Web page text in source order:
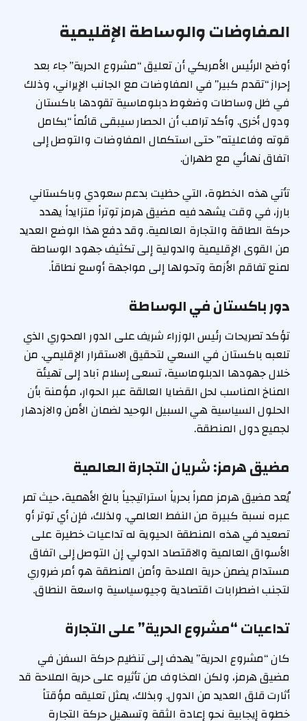
المفاوضات والوساطة الإقليمية
أوضح الرئيس الأمريكي أن تعليق “مشروع الحرية” جاء بعد
إحراز “تقدم كبير” في المفاوضات مع الجانب الإيراني، وذلك
في ظل وساطات وضغوط دبلوماسية تقودها باكستان
ودول أخرى. وأكد ترامب أن الحصار سيبقى قائماً “بكامل
قوته وفاعليته” حتى استكمال المفاوضات والتوصل إلى
اتفاق نهائي مع طهران.
تأتي هذه الخطوة، التي حظيت بدعم سعودي وباكستاني
بارز، في وقت يشهد فيه مضيق هرمز توتراً متزايداً يهدد
حركة الطاقة والتجارة العالمية. وقد دفع هذا الوضع العديد
من القوى الإقليمية والدولية إلى تكثيف جهود الوساطة
لمنع تفاقم الأزمة وتحولها إلى مواجهة أوسع نطاقاً.
دور باكستان في الوساطة
تؤكد تصريحات رئيس الوزراء شريف على الدور المحوري الذي
تلعبه باكستان في السعي لتحقيق الاستقرار الإقليمي. من
خلال جهودها الدبلوماسية، تسعى إسلام آباد إلى تهيئة
المناخ المناسب لحل القضايا العالقة عبر الحوار، مؤمنة بأن
الحلول السياسية هي السبيل الوحيد لضمان الأمن والازدهار
لجميع دول المنطقة.
مضيق هرمز: شريان التجارة العالمية
يُعد مضيق هرمز ممراً بحرياً استراتيجياً بالغ الأهمية، حيث تمر
عبره نسبة كبيرة من النفط العالمي. ولذلك، فإن أي توتر أو
تصعيد في هذه المنطقة الحيوية له تداعيات خطيرة على
الأسواق العالمية والاقتصاد الدولي. إن التوصل إلى اتفاق
مستدام يضمن حرية الملاحة وأمن المنطقة هو أمر ضروري
لتجنب اضطرابات اقتصادية وجيوسياسية واسعة النطاق.
تداعيات “مشروع الحرية” على التجارة
كان “مشروع الحرية” يهدف إلى تنظيم حركة السفن في
مضيق هرمز، ولكن المخاوف من تأثيره على حرية الملاحة قد
أثارت قلق العديد من الدول. وبذلك، يمثل تعليقه مؤقتاً
خطوة إيجابية نحو إعادة الثقة وتسهيل حركة التجارة